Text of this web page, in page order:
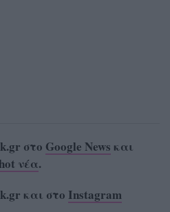
στο Google News και
νέα.
και στο Instagram